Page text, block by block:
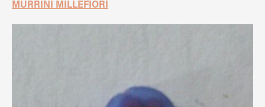
MURRINI MILLEFIORI